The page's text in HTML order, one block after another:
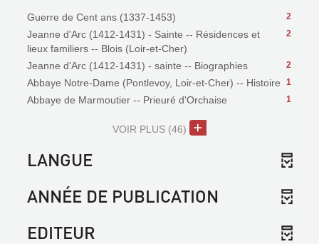
2
Guerre de Cent ans (1337-1453)
2
Jeanne d'Arc (1412-1431) - Sainte -- Résidences et
lieux familiers -- Blois (Loir-et-Cher)
2
Jeanne d'Arc (1412-1431) - sainte -- Biographies
1
Abbaye Notre-Dame (Pontlevoy, Loir-et-Cher) -- Histoire
1
Abbaye de Marmoutier -- Prieuré d'Orchaise
VOIR PLUS (46)
LANGUE
ANNÉE DE PUBLICATION
EDITEUR